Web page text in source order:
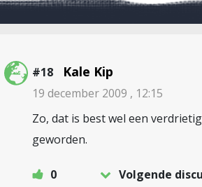
#18 Kale Kip
19 december 2009 , 12:15
Zo, dat is best wel een
geworden.
0
Volgende